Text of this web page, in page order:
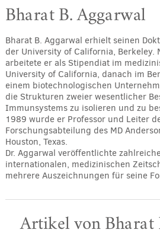
Bharat B. Aggarwal
Bharat B. Aggarwal erhielt seinen
der University of California, Berkeley.
arbeitete er als Stipendiat im
University of California, danach im
einem biotechnologischen
die Strukturen zweier wesentlicher
Immunsystems zu isolieren und zu
1989 wurde er Professor und Leiter
Forschungsabteilung des MD
Houston, Texas.
Dr. Aggarwal veröffentlichte
internationalen, medizinischen
mehrere Auszeichnungen für seine
Artikel von Bharat